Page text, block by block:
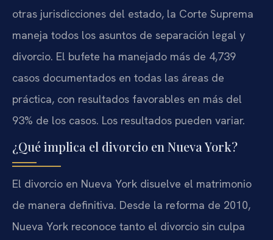
otras jurisdicciones del estado, la Corte Suprema
maneja todos los asuntos de separación legal y
divorcio. El bufete ha manejado más de 4,739
casos documentados en todas las áreas de
práctica, con resultados favorables en más del
93% de los casos. Los resultados pueden variar.
¿Qué implica el divorcio en Nueva York?
El divorcio en Nueva York disuelve el matrimonio
de manera definitiva. Desde la reforma de 2010,
Nueva York reconoce tanto el divorcio sin culpa